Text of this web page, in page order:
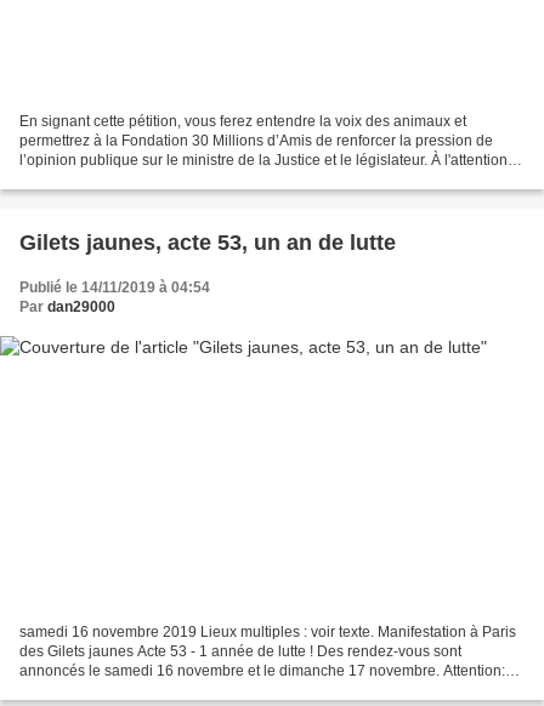
En signant cette pétition, vous ferez entendre la voix des animaux et
permettrez à la Fondation 30 Millions d’Amis de renforcer la pression de
l’opinion publique sur le ministre de la Justice et le législateur. À l'attention
Gilets jaunes, acte 53, un an de lutte
Publié le 14/11/2019 à 04:54
Par dan29000
samedi 16 novembre 2019 Lieux multiples : voir texte. Manifestation à Paris
des Gilets jaunes Acte 53 - 1 année de lutte ! Des rendez-vous sont
annoncés le samedi 16 novembre et le dimanche 17 novembre. Attention: